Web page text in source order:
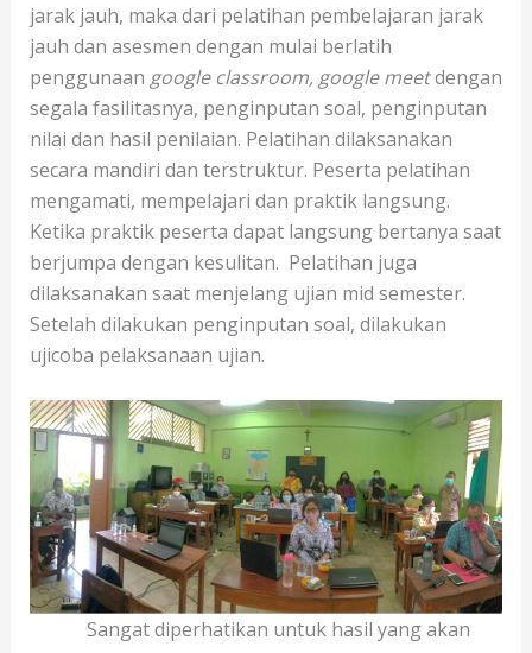
jarak jauh, maka dari pelatihan pembelajaran jarak
jauh dan asesmen dengan mulai berlatih
penggunaan google classroom, google meetdengan
segala fasilitasnya, penginputan soal, penginputan
nilai dan hasil penilaian. Pelatihan dilaksanakan
secara mandiri dan terstruktur. Peserta pelatihan
mengamati, mempelajari dan praktik langsung.
Ketika praktik peserta dapat langsung bertanya saat
berjumpa dengan kesulitan. Pelatihan juga
dilaksanakan saat menjelang ujian mid semester.
Setelah dilakukan penginputan soal, dilakukan
ujicoba pelaksanaan ujian.
Sangat diperhatikan untuk hasil yang akan